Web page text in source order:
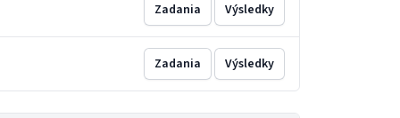
Zadania Výsledky
Zadania Výsledky